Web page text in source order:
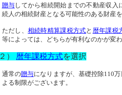
贈与してから相続開始までの不動産収入
続人の相続財産となる可能性のある財産
ただし、 相続時精算課税方式と 暦年課税
等によっては、どちらが有利なのかが変
２） 暦年課税方式を選択
通常の贈与になりますが、基礎控除110万
よる制限がございます。